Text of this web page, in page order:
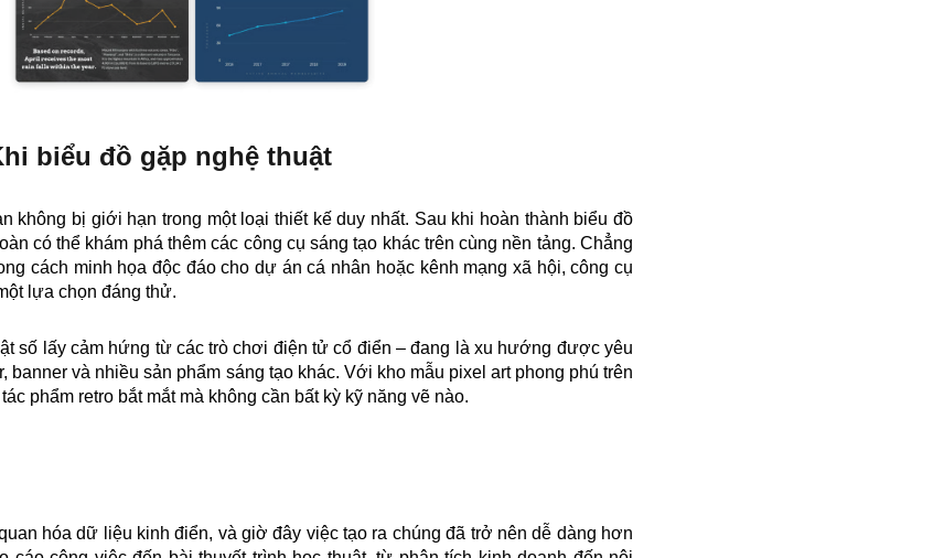
biểu đồ gặp nghệ thuật
không bị giới hạn trong một loại thiết kế duy nhất. Sau khi hoàn thành biểu đồ
có thể khám phá thêm các công cụ sáng tạo khác trên cùng nền tảng. Chẳng
cách minh họa độc đáo cho dự án cá nhân hoặc kênh mạng xã hội, công cụ
lựa chọn đáng thử.
số lấy cảm hứng từ các trò chơi điện tử cổ điển – đang là xu hướng được yêu
banner và nhiều sản phẩm sáng tạo khác. Với kho mẫu pixel art phong phú trên
phẩm retro bắt mắt mà không cần bất kỳ kỹ năng vẽ nào.
hóa dữ liệu kinh điển, và giờ đây việc tạo ra chúng đã trở nên dễ dàng hơn